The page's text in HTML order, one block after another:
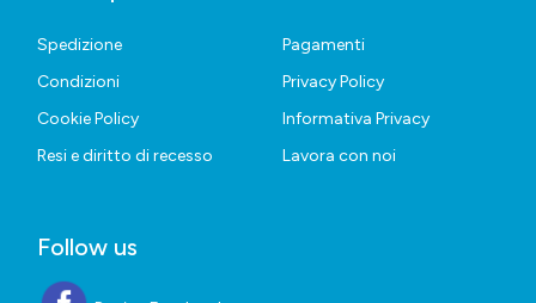
Spedizione
Pagamenti
Condizioni
Privacy Policy
Cookie Policy
Informativa Privacy
Resi e diritto di recesso
Lavora con noi
Follow us